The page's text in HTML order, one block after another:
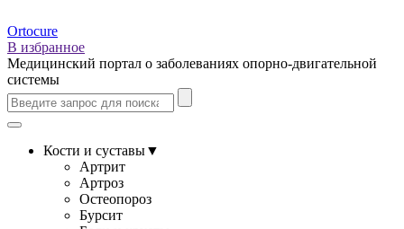
Ortocure
В избранное
Медицинский портал о заболеваниях опорно-двигательной
системы
Кости и суставы▼
Артрит
Артроз
Остеопороз
Бурсит